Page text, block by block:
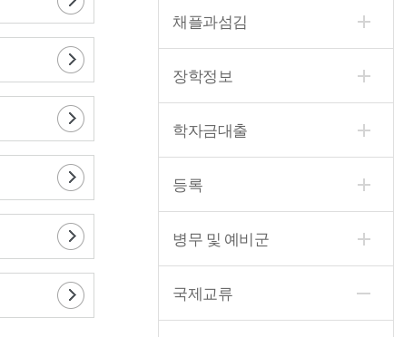
채플과섬김
장학정보
학자금대출
등록
병무 및 예비군
국제교류